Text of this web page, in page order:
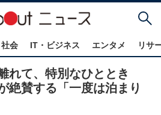
社会 IT・ビジネス エンタメ リサ
れて、特別なひととき
絶賛する「一度は泊まり